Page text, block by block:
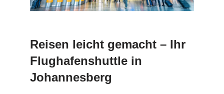
Reisen leicht gemacht – Ihr
Flughafenshuttle in
Johannesberg